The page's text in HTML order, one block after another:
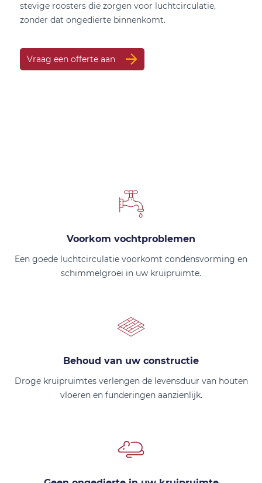
stevige roosters die zorgen voor luchtcirculatie,
zonder dat ongedierte binnenkomt.
Vraag een offerte aan
Voorkom vochtproblemen
Een goede luchtcirculatie voorkomt condensvorming en
schimmelgroei in uw kruipruimte.
Behoud van uw constructie
Droge kruipruimtes verlengen de levensduur van houten
vloeren en funderingen aanzienlijk.